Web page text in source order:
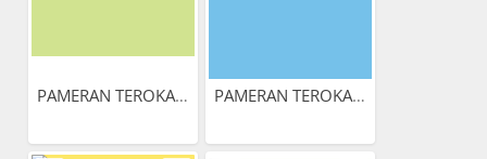
PAMERAN TEROKAI HANTU 2002... PAMERAN TEROKAI HANTU 2002...